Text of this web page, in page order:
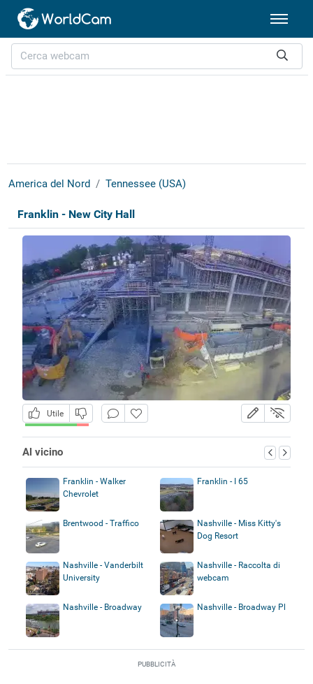
America del Nord Tennessee (USA)
Franklin - New City Hall
Utile
Al vicino
Franklin - Walker
Chevrolet
Franklin - I 65
Brentwood - Traffico
Nashville - Miss Kitty's
Dog Resort
Nashville - Vanderbilt
University
Nashville - Raccolta di
webcam
Nashville - Broadway Nashville - Broadway Pl
PUBBLICITÀ